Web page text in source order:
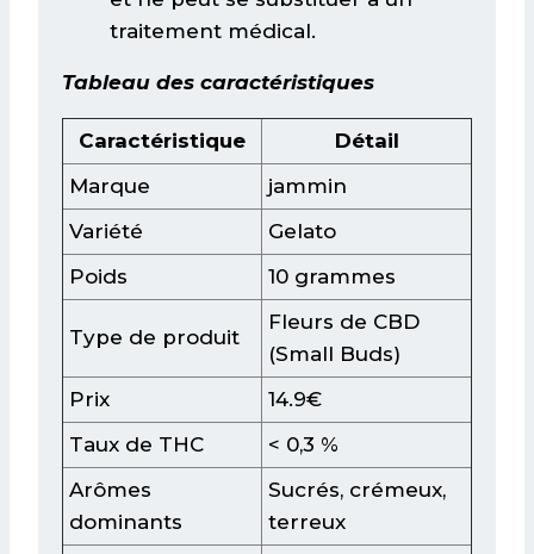
traitement médical.
Tableau des caractéristiques
Caractéristique
Détail
Marque
jammin
Variété
Gelato
Poids
10 grammes
Type de produit
Fleurs de CBD
(Small Buds)
Prix
14.9€
Taux de THC
< 0,3 %
Arômes
dominants
Sucrés, crémeux,
terreux